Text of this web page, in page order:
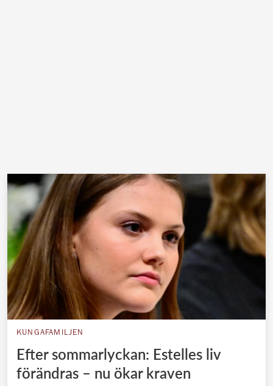
KUNGAFAMILJEN
Efter sommarlyckan: Estelles liv
förändras – nu ökar kraven